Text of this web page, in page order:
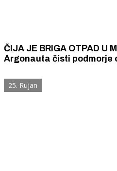
ČIJA JE BRIGA OTPAD U
Argonauta čisti podmorje
je to briga?
25. Rujan